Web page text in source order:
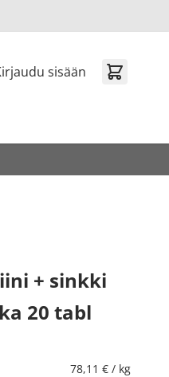
sisään
+ sinkki
20 tabl
78,11 € / kg